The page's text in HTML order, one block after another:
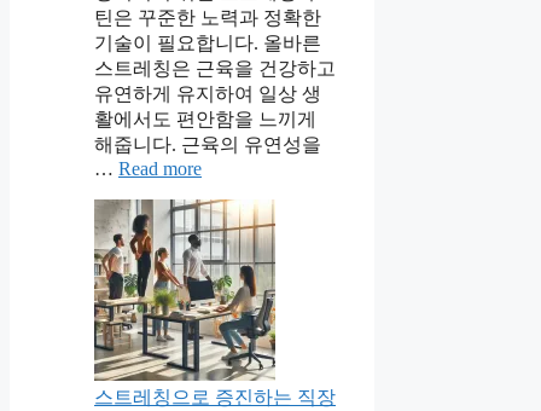
틴은 꾸준한 노력과 정확한
기술이 필요합니다. 올바른
스트레칭은 근육을 건강하고
유연하게 유지하여 일상 생
활에서도 편안함을 느끼게
해줍니다. 근육의 유연성을
… Read more
스트레칭으로 증진하는 직장